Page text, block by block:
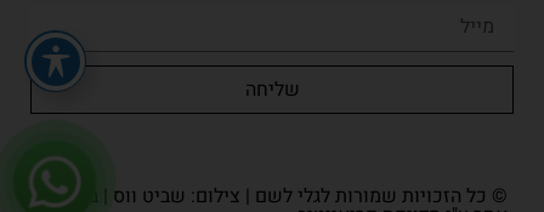
שליחה
© כל הזכויות שמורות לגלי לשם | צילום: שביט ווס | בניית